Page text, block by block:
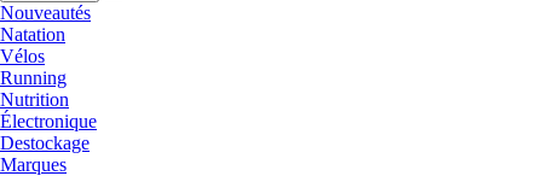
Nouveautés
Natation
Vélos
Running
Nutrition
Électronique
Destockage
Marques